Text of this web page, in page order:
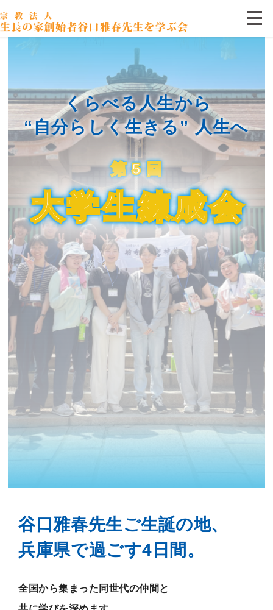
くらべる人生から
“自分らしく生きる” 人生へ
第 5 回
大学生練成会
谷口雅春先生ご生誕の地、
兵庫県で過ごす4日間。
全国から集まった同世代の仲間と